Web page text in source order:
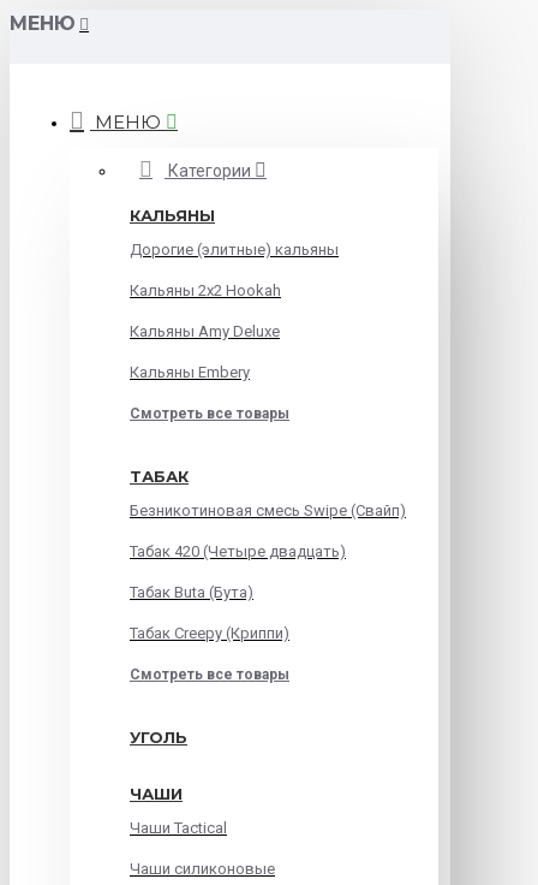
МЕНЮ
МЕНЮ
Категории
КАЛЬЯНЫ
Дорогие (элитные) кальяны
Кальяны 2х2 Hookah
Кальяны Amy Deluxe
Кальяны Embery
Смотреть все товары
ТАБАК
Безникотиновая смесь Swipe (Свайп)
Табак 420 (Четыре двадцать)
Табак Buta (Бута)
Табак Creepy (Криппи)
Смотреть все товары
УГОЛЬ
ЧАШИ
Чаши Tactical
Чаши силиконовые